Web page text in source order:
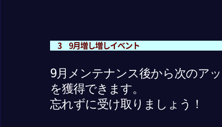
3 9月増し増しイベント
9月メンテナンス後から次のア
を獲得できます。
忘れずに受け取りましょう！